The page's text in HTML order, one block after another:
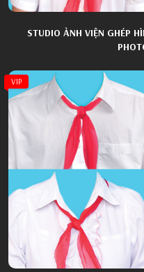
STUDIO ẢNH VIỆN GHÉP
VIP